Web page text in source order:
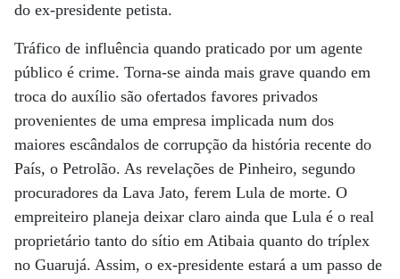
do ex-presidente petista.
Tráfico de influência quando praticado por um agente
público é crime. Torna-se ainda mais grave quando em
troca do auxílio são ofertados favores privados
provenientes de uma empresa implicada num dos
maiores escândalos de corrupção da história recente do
País, o Petrolão. As revelações de Pinheiro, segundo
procuradores da Lava Jato, ferem Lula de morte. O
empreiteiro planeja deixar claro ainda que Lula é o real
proprietário tanto do sítio em Atibaia quanto do tríplex
no Guarujá. Assim, o ex-presidente estará a um passo de